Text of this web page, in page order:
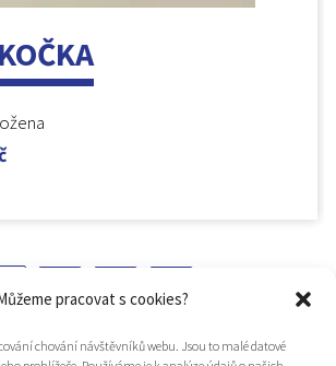
pracovat s cookies?
chování návštěvníků webu. Jsou to malé datové
3